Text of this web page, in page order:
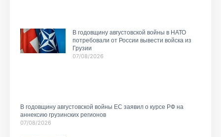
В годовщину августовской войны в НАТО
потребовали от России вывести войска из
Грузии
07/08/2026
В годовщину августовской войны ЕС заявил о курсе РФ на
аннексию грузинских регионов
07/08/2026